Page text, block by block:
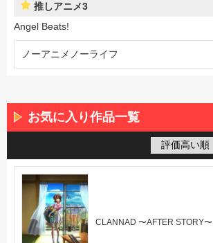
推しアニメ3
Angel Beats!
ノーアニメノーライフ
お気に入り作品一覧
CLANNAD 〜AFTER STORY〜